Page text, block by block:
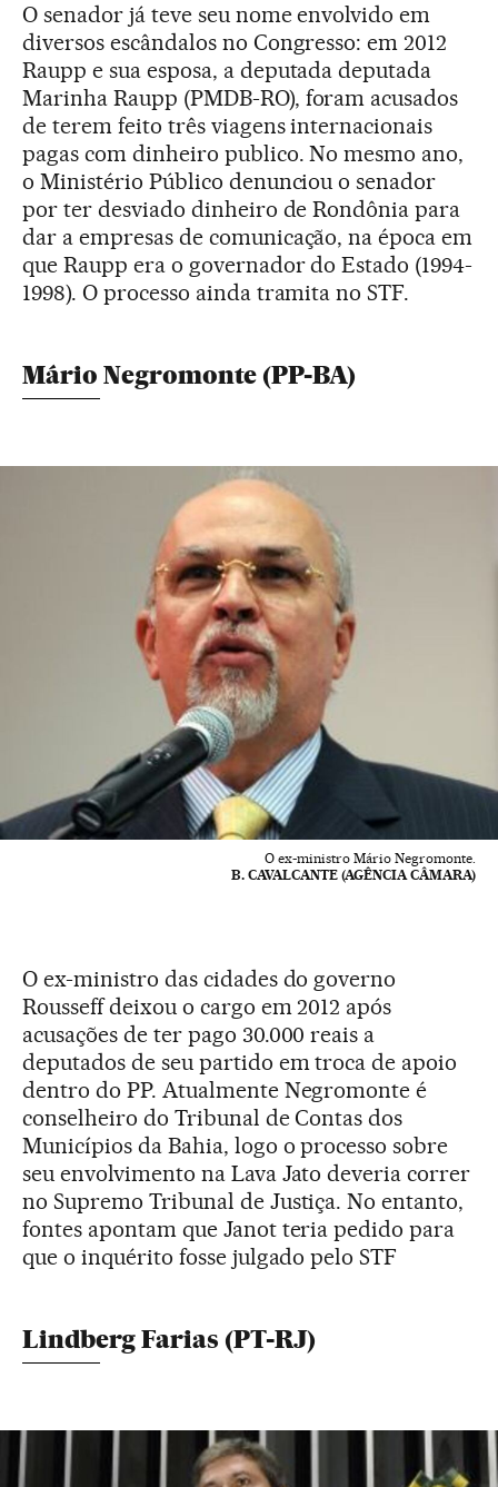
O senador já teve seu nome envolvido em
diversos escândalos no Congresso: em 2012
Raupp e sua esposa, a deputada deputada
Marinha Raupp (PMDB-RO), foram acusados
de terem feito três viagens internacionais
pagas com dinheiro publico. No mesmo ano,
o Ministério Público denunciou o senador
por ter desviado dinheiro de Rondônia para
dar a empresas de comunicação, na época em
que Raupp era o governador do Estado (1994-
1998). O processo ainda tramita no STF.
Mário Negromonte (PP-BA)
O ex-ministro Mário Negromonte.
B. CAVALCANTE (AGÊNCIA CÂMARA)
O ex-ministro das cidades do governo
Rousseff deixou o cargo em 2012 após
acusações de ter pago 30.000 reais a
deputados de seu partido em troca de apoio
dentro do PP. Atualmente Negromonte é
conselheiro do Tribunal de Contas dos
Municípios da Bahia, logo o processo sobre
seu envolvimento na Lava Jato deveria correr
no Supremo Tribunal de Justiça. No entanto,
fontes apontam que Janot teria pedido para
que o inquérito fosse julgado pelo STF
Lindberg Farias (PT-RJ)